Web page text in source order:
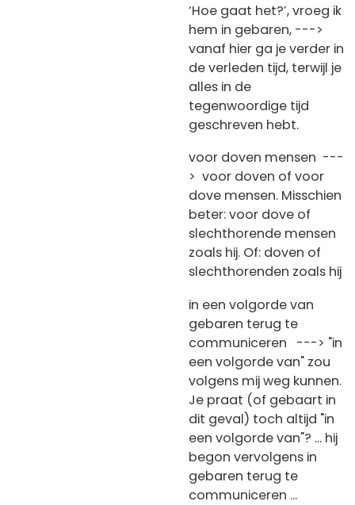
‘Hoe gaat het?’, vroeg ik
hem in gebaren, --->
vanaf hier ga je verder in
de verleden tijd, terwijl je
alles in de
tegenwoordige tijd
geschreven hebt.
voor doven mensen ---
> voor doven of voor
dove mensen. Misschien
beter: voor dove of
slechthorende mensen
zoals hij. Of: doven of
slechthorenden zoals hij
in een volgorde van
gebaren terug te
communiceren ---> "in
een volgorde van" zou
volgens mij weg kunnen.
Je praat (of gebaart in
dit geval) toch altijd "in
een volgorde van"? ... hij
begon vervolgens in
gebaren terug te
communiceren ...